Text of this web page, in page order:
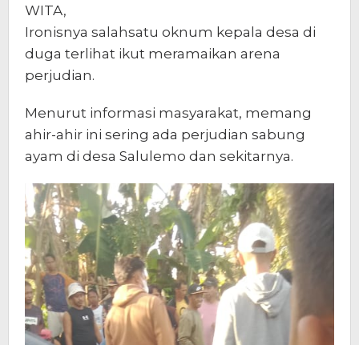
WITA,
Ironisnya salahsatu oknum kepala desa di
duga terlihat ikut meramaikan arena
perjudian.
Menurut informasi masyarakat, memang
ahir-ahir ini sering ada perjudian sabung
ayam di desa Salulemo dan sekitarnya.